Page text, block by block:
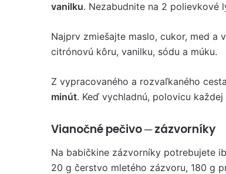
vanilku. Nezabudnite na 2 polievkové
Najprv zmiešajte maslo, cukor, med a
citrónovú kôru, vanilku, sódu a múku.
Z vypracovaného a rozvaľkaného
minút. Keď vychladnú, polovicu
Vianočné pečivo ─ zázvorníky
Na babičkine zázvorníky potrebujete
20 g čerstvo mletého zázvoru, 180 g